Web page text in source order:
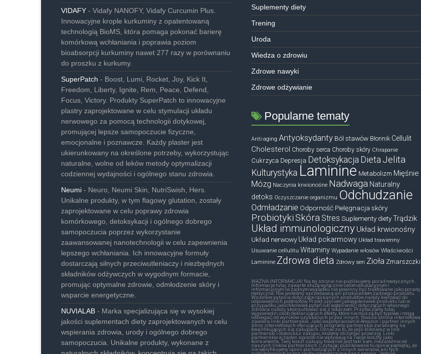
VIDAFY - Vidafy NANOFY, Vidafy Curcumin Plus.
Innowacyjne krople kurkuminy z opatentowaną
technologią BioMS, która pomaga pokonać barierę
komórkową wchłaniania i poprawia poziom
bioabsorpcji kurkuminy nawet 277 razy w porównaniu
do proszku z kurkumy.
SuperPatch - Boost, Lumi, Rocket, Joy, Kick It,
Freedom, Liberty, Ignite, Rem, Peace, Defend,
Focus, Victory. Produkty SuperPatch to innowacyjne
plastry zaprojektowane w celu stymulacji układu
nerwowego za pomocą technologii dotykowej,
promującej lepsze samopoczucie fizyczne,
emocjonalne i poznawcze. Każdy plaster jest
ukierunkowany na określone potrzeby, wykorzystując
naturalne, wolne od leków metody optymalizacji
codziennej wydajności i ogólnego stanu zdrowia.
Neumi - Neuro, Neumi Skin, NutriSwish, Hers.
Unikalne produkty, w tym flagowy glutation, zostały
zaprojektowane w celu poprawy zdrowia
komórkowego, detoksykacji i ogólnego dobrego
samopoczucia poprzez wykorzystanie
zaawansowanej nanotechnologii w celu zapewnienia
lepszego wchłaniania. Ich innowacyjne formuły
dostarczają silnych przeciwutleniaczy i niezbędnych
składników odżywczych w wygodnym formacie,
promując optymalne zdrowie, odmłodzenie skóry i
wsparcie energetyczne.
NUVIALAB - Marka specjalizująca się w wysokiej
jakości suplementach diety zaprojektowanych w celu
wspierania zdrowia, urody i ogólnego dobrego
samopoczucia. Unikalne produkty, wykonane z
Suplementy diety
Trening
Uroda
Wiedza o zdrowiu
Zdrowe nawyki
Zdrowe odżywianie
Popularne tematy
Anti-aging Antyoksydanty Ból stawów Błonnik Cellulit
Cholesterol Choroby serca Choroby skóry Chrapanie
Cukrzyca Depresja Detoksykacja Dieta Jelita
Kulturystyka Laminine Metabolizm Mięśnie
Mózg Naczynia krwionośne Nadwaga Naturalny
detoks Oczyszczanie organizmu Odchudzanie
Odmładzanie Odporność Pielęgnacja skóry
Probiotyki Skóra Stres Suplementy dietyTrądzik
Układ immunologiczny Układ krwionośny
Układ nerwowy Układ pokarmowy Układ trawienny
Usuwanie cellulitu Witaminy Wypadanie włosów Właściwości
Laminine Zdrowa dieta Zdrowy sen Zioła Zmarszczki
WAŻNA INFORMACJA! Na tej stronie nie publikujemy porad medycznych.
Informacje tutaj zawarte służą wyłącznie celom edukacyjnym i
informacyjnym iw żadnym wypadku nie powinny być traktowane jako porady
medyczne. Nie jesteśmy sprzedawcą ani producentem żadnego produktu.
Wszelkie pytania dotyczące opisanych produktów należy kierować do
odpowiednich podmiotów. Przed użyciem jakiegokolwiek produktu lub w
przypadku jakichkolwiek pytań lub wątpliwości dotyczących własnego
zdrowia należy skonsultować się z lekarzem. Przytaczamy tutaj
wypowiedzi osób deklarujących efekty, które nie muszą być typowe i mogą
odbiegać od wyników uzyskanych przez innych. Nasza strona internetowa
zawiera linki partnerskie. Jako współpracownik Amazon i partner innych
stron internetowych oferujących programy partnerskie zarabiamy na
kwalifikujących się zakupach. Oznacza to, że jeśli klikniesz w link
partnerski i dokonasz zakupu, możemy otrzymać prowizję. Linki
partnerskie w żaden sposób nie wpływają na Twoje koszty jako
konsumenta. Twój koszt zakupu towarów jest taki sam, niezależnie od
naszych linków partnerskich. Czytając publikowane tu opinie pamiętaj, że
nie weryfikujemy opinii pochodzących z innych serwisów, ani tych